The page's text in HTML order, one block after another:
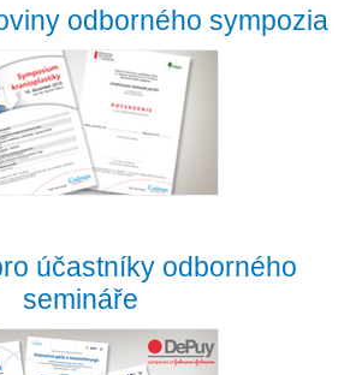
odborného sympozia
účastníky odborného
semináře